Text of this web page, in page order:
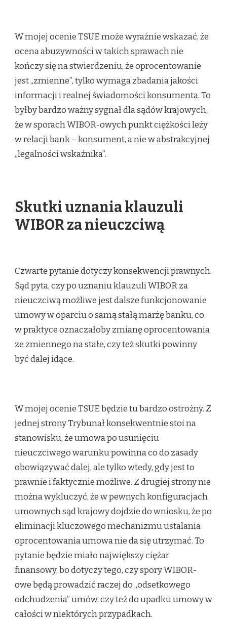
W mojej ocenie TSUE może wyraźnie wskazać, że
ocena abuzywności w takich sprawach nie
kończy się na stwierdzeniu, że oprocentowanie
jest „zmienne”, tylko wymaga zbadania jakości
informacji i realnej świadomości konsumenta. To
byłby bardzo ważny sygnał dla sądów krajowych,
że w sporach WIBOR-owych punkt ciężkości leży
w relacji bank – konsument, a nie w abstrakcyjnej
„legalności wskaźnika”.
Skutki uznania klauzuli
WIBOR za nieuczciwą
Czwarte pytanie dotyczy konsekwencji prawnych.
Sąd pyta, czy po uznaniu klauzuli WIBOR za
nieuczciwą możliwe jest dalsze funkcjonowanie
umowy w oparciu o samą stałą marżę banku, co
w praktyce oznaczałoby zmianę oprocentowania
ze zmiennego na stałe, czy też skutki powinny
być dalej idące.
W mojej ocenie TSUE będzie tu bardzo ostrożny. Z
jednej strony Trybunał konsekwentnie stoi na
stanowisku, że umowa po usunięciu
nieuczciwego warunku powinna co do zasady
obowiązywać dalej, ale tylko wtedy, gdy jest to
prawnie i faktycznie możliwe. Z drugiej strony nie
można wykluczyć, że w pewnych konfiguracjach
umownych sąd krajowy dojdzie do wniosku, że po
eliminacji kluczowego mechanizmu ustalania
oprocentowania umowa nie da się utrzymać. To
pytanie będzie miało największy ciężar
finansowy, bo dotyczy tego, czy spory WIBOR-
owe będą prowadzić raczej do „odsetkowego
odchudzenia” umów, czy też do upadku umowy w
całości w niektórych przypadkach.